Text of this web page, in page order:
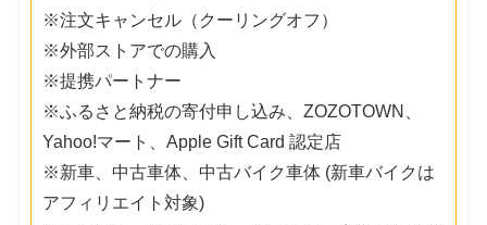
※注文キャンセル（クーリングオフ）
※外部ストアでの購入
※提携パートナー
※ふるさと納税の寄付申し込み、ZOZOTOWN、
Yahoo!マート、Apple Gift Card 認定店
※新車、中古車体、中古バイク車体 (新車バイクは
アフィリエイト対象)